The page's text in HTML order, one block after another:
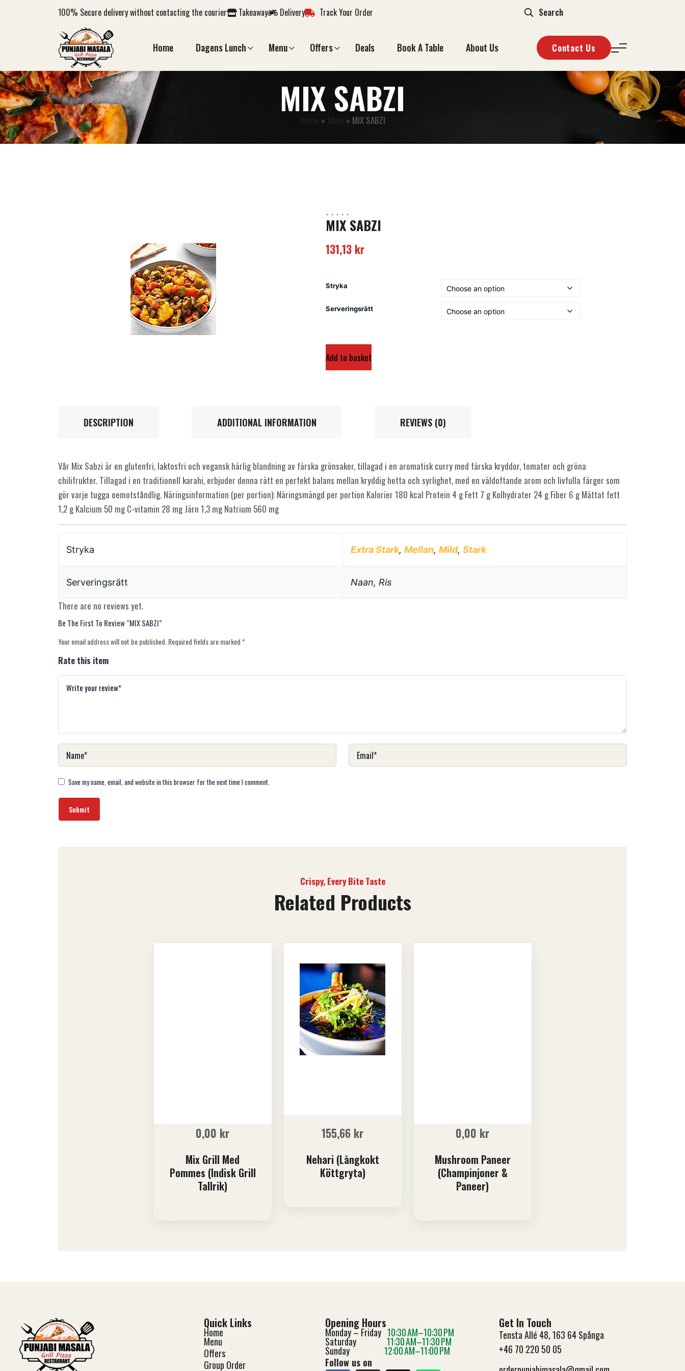
100% Secure delivery without contacting the courier Takeaway Delivery Track Your Order
Home Dagens Lunch Menu Offers Deals Book A Table About Us Contact Us
MIX SABZI
» » MIX SABZI
MIX SABZI
131,13 kr
Stryka
Serveringsrätt
Add to basket
DESCRIPTION ADDITIONAL INFORMATION REVIEWS (0)
Vår Mix Sabzi är en glutenfri, laktosfri och vegansk härlig blandning av färska grönsaker, tillagad i en aromatisk curry med färska kryddor, tomater och gröna
chilifrukter. Tillagad i en traditionell karahi, erbjuder denna rätt en perfekt balans mellan kryddig hetta och syrlighet, med en väldoftande arom och livfulla färger som
gör varje tugga oemotståndlig. Näringsinformation (per portion): Näringsmängd per portion Kalorier 180 kcal Protein 4 g Fett 7 g Kolhydrater 24 g Fiber 6 g Mättat fett
1,2 g Kalcium 50 mg C-vitamin 28 mg Järn 1,3 mg Natrium 560 mg
Stryka Extra Stark, Mellan, Mild, Stark
Serveringsrätt Naan, Ris
There are no reviews yet.
Be The First To Review “MIX SABZI”
Your email address will not be published.Required fields are marked*
Rate this item
Save my name, email, and website in this browser for the next time I comment.
Crispy, Every Bite Taste
Related Products
0,00 kr
Mix Grill Med
Pommes (Indisk Grill
Tallrik)
155,66 kr
Nehari (Långkokt
Köttgryta)
0,00 kr
Mushroom Paneer
(Champinjoner &
Paneer)
Quick Links
Home
Menu
Offers
Group Order
Opening Hours
Monday – Friday 10:30 AM–10:30 PM
Saturday 11:30 AM–11:30 PM
Sunday 12:00 AM–11:00 PM
Follow us on
Get In Touch
Tensta Allé 48, 163 64 Spånga
+46 70 220 50 05